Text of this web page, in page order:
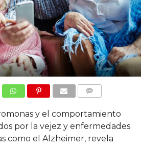
y el comportamiento
por la vejez y enfermedades
como el Alzheimer, revela